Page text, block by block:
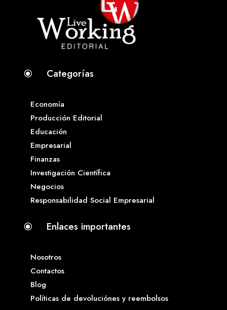
\ Categorías
Economía
Producción Editorial
Educación
Empresarial
Finanzas
Investigación Científica
Negocios
Responsabilidad Social Empresarial
\ Enlaces importantes
Nosotros
Contactos
Blog
Políticas de devoluciónes y reembolsos